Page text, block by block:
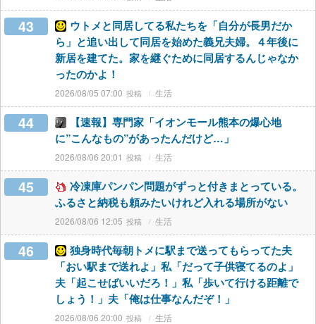
43
ウトメと同居してる私たちを「自分が長男だか
ら」と追い出して同居を始めた義兄夫婦。４年後に
新居を建てた。家を継ぐために同居するんじゃなか
ったのかよ！
2026/08/05 07:00 生活
44
【速報】専門家「イオンモール熊本の爆心地
に”こんなもの”があったんだけど…」
2026/08/06 20:01 生活
45
冷凍庫パンパン問題がずっと付きまとっている。
ふるさと納税も頼みたいけれど入れる場所がない
2026/08/06 12:05 生活
46
独身時代毎朝トメに駅まで送ってもらってた夫
「おい駅まで送れよ」私「だって子供寝てるのよ」
夫「起こせばいいだろ！」私「歩いて行ける距離で
しょう！」夫「俺は仕事なんだぞ！」
2026/08/06 20:00 生活